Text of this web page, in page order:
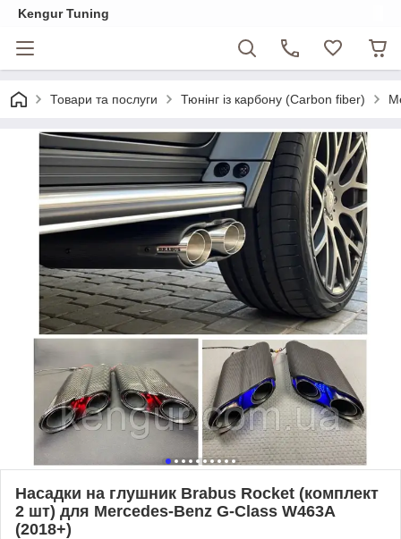
Kengur Tuning
Товари та послуги Тюнінг із карбону (Carbon fiber)
Насадки на глушник Brabus Rocket (комплект
2 шт) для Mercedes-Benz G-Class W463A
(2018+)